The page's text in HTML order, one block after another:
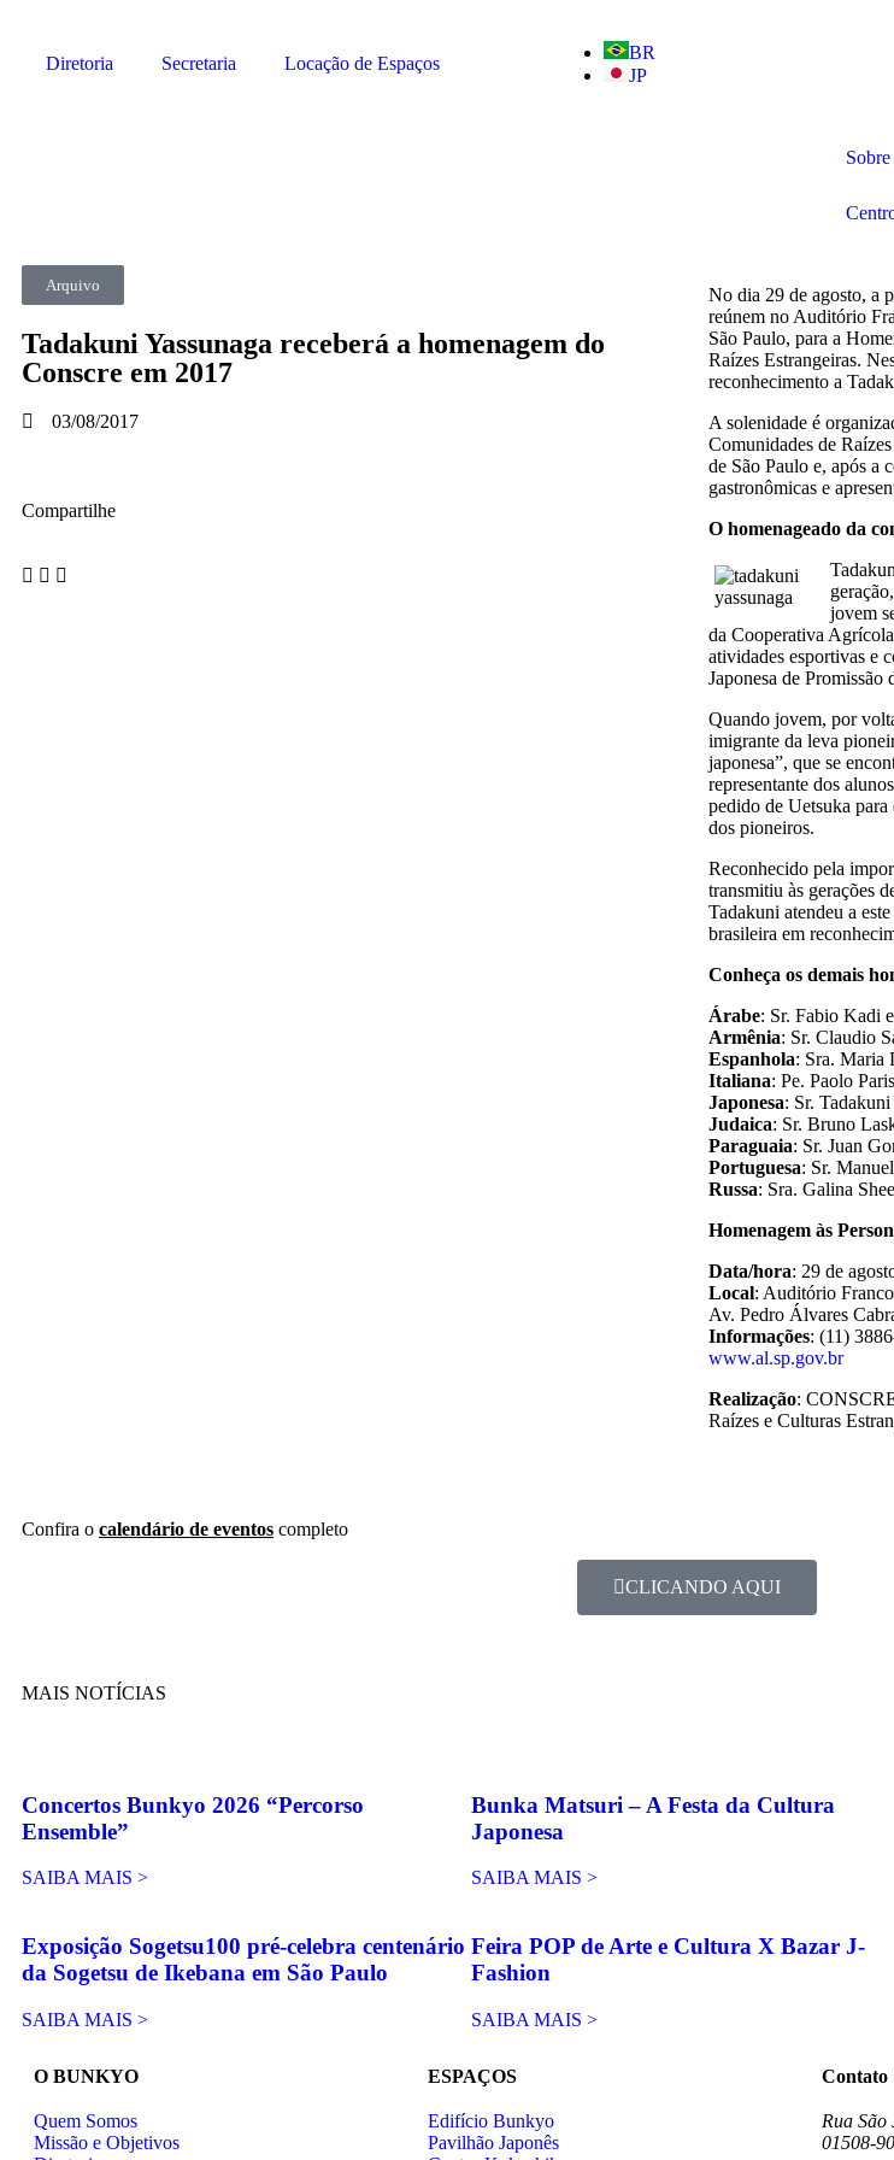
Diretoria Secretaria Locação de Espaços
BR
JP
Arquivo
Tadakuni Yassunaga receberá a homenagem do
Conscre em 2017
03/08/2017
Compartilhe
No dia 29 de agosto, a
reúnem no Auditório
São Paulo, para a
Raízes Estrangeiras.
reconhecimento a
A solenidade é
Comunidades de
de São Paulo e, após a
gastronômicas e
O homenageado da
jovem
da Cooperativa
atividades esportivas e
Japonesa de Promissão
Quando jovem, por
imigrante da leva
japonesa”, que se
representante dos
pedido de Uetsuka para
dos pioneiros.
Reconhecido pela
transmitiu às gerações
Tadakuni atendeu a
brasileira em
Conheça os demais
Árabe: Sr. Fabio Kadi
Armênia: Sr. Claudio
Espanhola: Sra. Maria
Italiana: Pe. Paolo
Japonesa: Sr. Tadakuni
Judaica: Sr. Bruno
Paraguaia: Sr. Juan
Portuguesa: Sr.
Russa: Sra. Galina
Homenagem às
Data/hora: 29 de
Local: Auditório
Av. Pedro Álvares
Informações: (11)
www.al.sp.gov.br
Realização:
Raízes e Culturas
Confira o calendário de eventos completo
CLICANDO AQUI
MAIS NOTÍCIAS
Concertos Bunkyo 2026 “Percorso
Ensemble”
SAIBA MAIS >
Bunka Matsuri – A Festa da Cultura
Japonesa
SAIBA MAIS >
Exposição Sogetsu100 pré-celebra centenário
da Sogetsu de Ikebana em São Paulo
SAIBA MAIS >
Feira POP de Arte e Cultura X Bazar J-
Fashion
SAIBA MAIS >
O BUNKYO
Quem Somos
Missão e Objetivos
ESPAÇOS
Edifício Bunkyo
Pavilhão Japonês
Contato
Rua
01508-